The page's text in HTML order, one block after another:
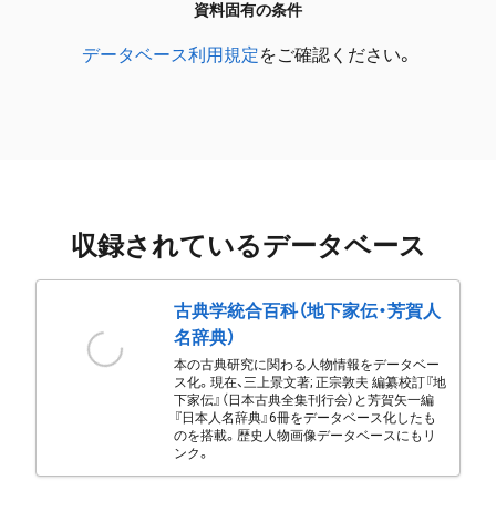
資料固有の条件
データベース利用規定をご確認ください。
収録されているデータベース
古典学統合百科（地下家伝・芳賀人
名辞典）
本の古典研究に関わる人物情報をデータベー
ス化。現在、三上景文著; 正宗敦夫 編纂校訂『地
下家伝』（日本古典全集刊行会）と芳賀矢一編
『日本人名辞典』6冊をデータベース化したも
のを搭載。歴史人物画像データベースにもリ
ンク。